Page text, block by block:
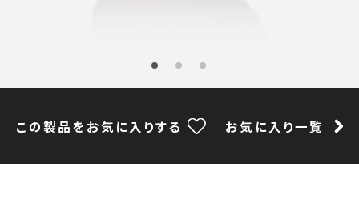
この製品をお気に入りする お気に入り一覧